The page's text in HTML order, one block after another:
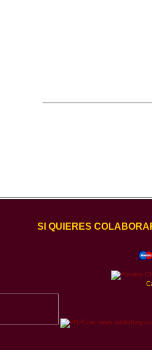
SI QUIERES